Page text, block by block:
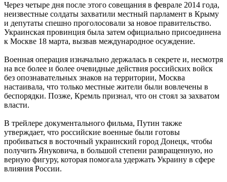
Через четыре дня после этого совещания в феврале 2014 года,
неизвестные солдаты захватили местный парламент в Крыму
и депутаты спешно проголосовали за новое правительство.
Украинская провинция была затем официально присоединена
к Москве 18 марта, вызвав международное осуждение.
Военная операция изначально держалась в секрете и, несмотря
на все более и более очевидные действия российских войск
без опознавательных знаков на территории, Москва
настаивала, что только местные жители были вовлечены в
беспорядки. Позже, Кремль признал, что он стоял за захватом
власти.
В трейлере документального фильма, Путин также
утверждает, что российские военные были готовы
пробиваться в восточный украинский город Донецк, чтобы
получить Януковича, в большой степени развращенную, но
верную фигуру, которая помогала удержать Украину в сфере
влияния России.